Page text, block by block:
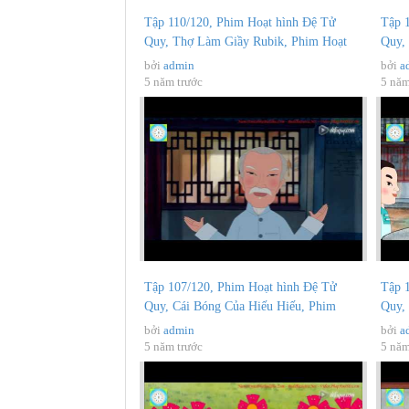
Tập 110/120, Phim Hoạt hình Đệ Tử
Quy, Thợ Làm Giầy Rubik, Phim Hoạt
hình...
bởi admin
5 năm trước
Tập
Quy,
bởi
5
Tập 107/120, Phim Hoạt hình Đệ Tử
Quy, Cái Bóng Của Hiếu Hiếu, Phim
Hoạt...
bởi admin
5 năm trước
Tập
Quy,
bởi
5